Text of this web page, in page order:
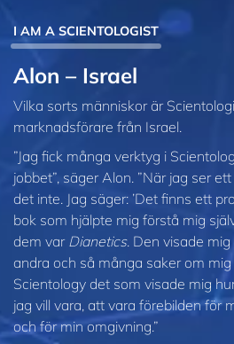
I AM A SCIENTOLOGIST
Alon – Israel
Vilka sorts människor är
marknadsförare från Israel.
”Jag fick många verktyg i
jobbet”, säger Alon. ”När jag ser
det inte. Jag säger: ’Det finns ett
bok som hjälpte mig förstå mig
dem var Dianetics. Den visade
andra och så många saker om
Scientology det som visade mig
jag vill vara, att vara förebilden för
och för min omgivning.”